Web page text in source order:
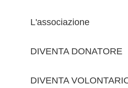
L'associazione
DIVENTA DONATORE
DIVENTA